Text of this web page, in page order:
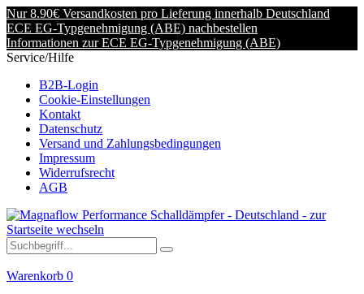
Nur 8.90€ Versandkosten pro Lieferung innerhalb Deutschland
ECE EG-Typgenehmigung (ABE) nachbestellen
Informationen zur ECE EG-Typgenehmigung (ABE)
Service/Hilfe
B2B-Login
Cookie-Einstellungen
Kontakt
Datenschutz
Versand und Zahlungsbedingungen
Impressum
Widerrufsrecht
AGB
Warenkorb 0